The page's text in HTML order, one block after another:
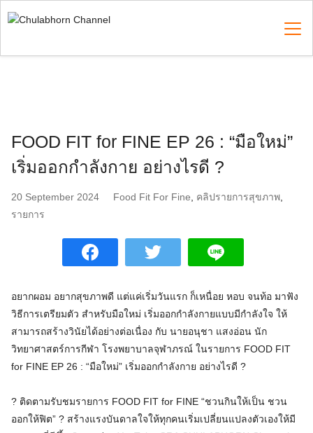
to
FOOD FIT for FINE EP 26 : “มือใหม่”
เริ่มออกกำลังกาย อย่างไรดี ?
20 September 2024 Food Fit For Fine คลิปรายการสุขภาพ
รายการ
อยากผอม อยากสุขภาพดี แต่แค่เริ่มวันแรก ก็เหนื่อย หอบ จนท้อ มาฟัง
วิธีการเตรียมตัว สำหรับมือใหม่ เริ่มออกกำลังกายแบบมีกำลังใจ ให้
สามารถสร้างวินัยได้อย่างต่อเนื่อง กับ นายอนุชา แสงอ่อน นัก
วิทยาศาสตร์การกีฬา โรงพยาบาลจุฬาภรณ์ ในรายการ FOOD FIT
for FINE EP 26 : “มือใหม่” เริ่มออกกำลังกาย อย่างไรดี ?
? ติดตามรับชมรายการ FOOD FIT for FINE “ชวนกินให้เป็น ชวน
ออกให้ฟิต” ? สร้างแรงบันดาลใจให้ทุกคนเริ่มเปลี่ยนแปลงตัวเองให้มี